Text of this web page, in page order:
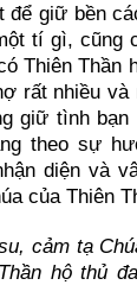
để giữ bền
tí gì, cũng
Thiên Thần
rất nhiều
giữ tình
theo sự
diện và
của Thiên
cảm tạ
hộ thủ